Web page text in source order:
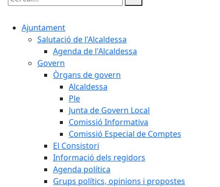
Cercar:
Ajuntament
Salutació de l'Alcaldessa
Agenda de l'Alcaldessa
Govern
Òrgans de govern
Alcaldessa
Ple
Junta de Govern Local
Comissió Informativa
Comissió Especial de Comptes
El Consistori
Informació dels regidors
Agenda política
Grups polítics, opinions i propostes